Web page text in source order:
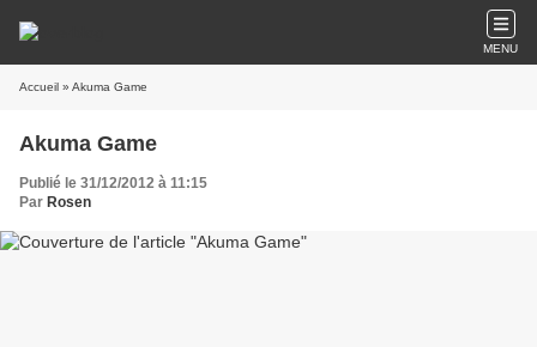
MENU
Accueil » Akuma Game
Akuma Game
Publié le 31/12/2012 à 11:15
Par Rosen